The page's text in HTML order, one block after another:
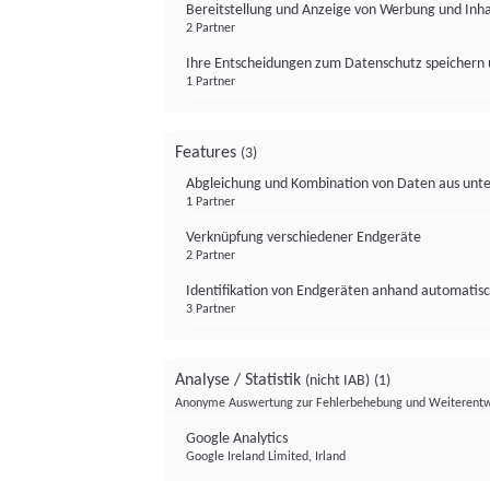
Bereitstellung und Anzeige von Werbung und
2 Partner
Ihre Entscheidungen zum Datenschutz
1 Partner
Features (3)
Abgleichung und Kombination von Daten aus
1 Partner
Verknüpfung verschiedener Endgeräte
2 Partner
Identifikation von Endgeräten anhand
3 Partner
Analyse / Statistik (nicht IAB) (1)
Anonyme Auswertung zur Fehlerbehebung und
Google Analytics
Google Ireland Limited, Irland